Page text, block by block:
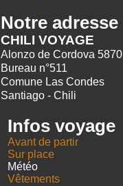
Notre adresse
CHILI VOYAGE
Alonzo de Cordova 5870
Bureau n°511
Comune Las Condes
Santiago - Chili
Infos voyage
Avant de partir
Sur place
Météo
Vêtements